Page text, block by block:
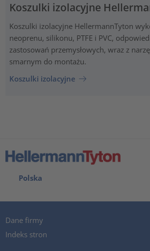
Koszulki izolacyjne
Koszulki izolacyjne HellermannTyton
neoprenu, silikonu, PTFE i PVC,
zastosowań przemysłowych, wraz z
smarnym do montażu.
Koszulki izolacyjne
Polska
Dane firmy
Indeks stron